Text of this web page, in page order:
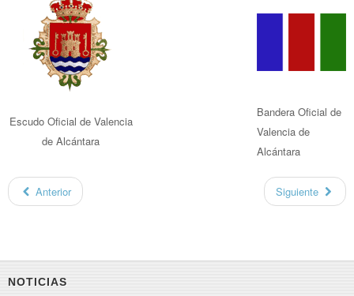
Escudo Oficial de Valencia
de Alcántara
Bandera Oficial de
Valencia de
Alcántara
Anterior Siguiente
NOTICIAS